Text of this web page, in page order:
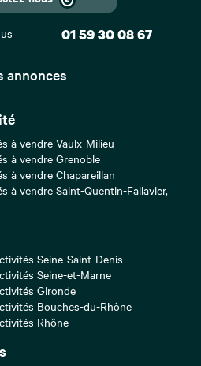
annonces
à vendre Vaulx-Milieu
à vendre Grenoble
à vendre Chapareillan
à vendre Saint-Quentin-Fallavier,
Seine-Saint-Denis
Seine-et-Marne
Gironde
Bouches-du-Rhône
Rhône
01 59 30 08 67